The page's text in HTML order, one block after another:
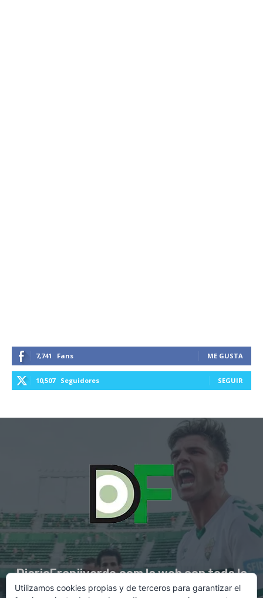
7,741 Fans ME GUSTA
10,507 Seguidores SEGUIR
DiarioFranjiverde.com la web con toda la
Utilizamos cookies propias y de terceros para garantizar el